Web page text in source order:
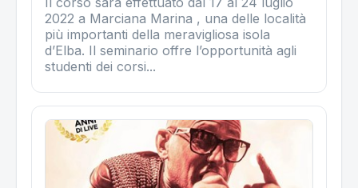
2022 a Marciana Marina , una delle località
più importanti della meravigliosa isola
d’Elba. Il seminario offre l’opportunità agli
studenti dei corsi...